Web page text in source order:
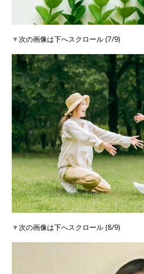
▼次の画像は下へスクロール (7/9)
▼次の画像は下へスクロール (8/9)